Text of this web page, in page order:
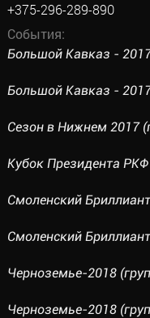
+375-296-289-890
События:
Большой Кавказ -
Большой Кавказ -
Сезон в Нижнем 2017
Кубок Президента РКФ
Смоленский
Смоленский
Черноземье-2018
Черноземье-2018